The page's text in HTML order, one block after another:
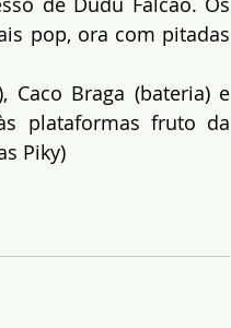
pop, ora com pitadas
Caco Braga (bateria) e
plataformas fruto da
Piky)